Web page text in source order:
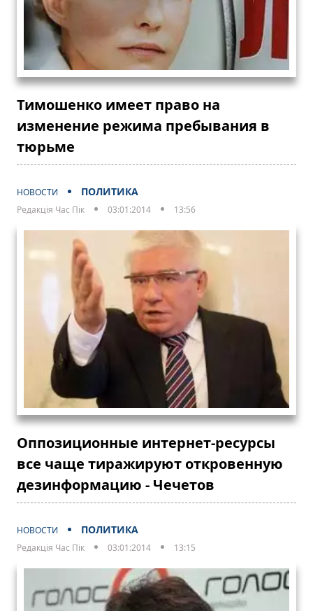
Тимошенко имеет право на
изменение режима пребывания в
тюрьме
НОВОСТИ ПОЛИТИКА
Редакція Час Пік 03:01:2014 13:56
Оппозиционные интернет-ресурсы
все чаще тиражируют откровенную
дезинформацию - Чечетов
НОВОСТИ ПОЛИТИКА
Редакція Час Пік 03:01:2014 13:15